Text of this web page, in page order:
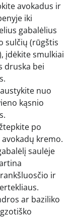
avokadus ir
iki
gabalėlius
sulčių (rūgštis
įdėkite smulkiai
druska bei
nuo
kąsnio
po
kremo.
saulėje
ir
ar baziliko